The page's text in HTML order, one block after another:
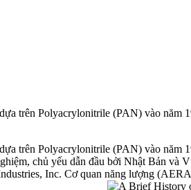
trên Polyacrylonitrile (PAN) vào
trên Polyacrylonitrile (PAN) vào
chủ yếu dẫn đầu bởi Nhật Bản
Inc. Cơ quan năng lượng